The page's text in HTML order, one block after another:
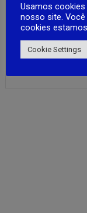
Já imaginou
sair do quintal?
aventura
e estratégia, e
FULL
Usamos
nosso site.
cookies
Cookie Settings